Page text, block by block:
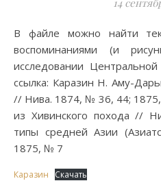
14
В файле можно найти тексты с документальными
воспоминаниями (и
исследовании
ссылка: Каразин Н. Аму-
// Нива. 1874, № 36, 44;
из Хивинского похода //
типы средней Азии
1875, № 7
Каразин Скачать